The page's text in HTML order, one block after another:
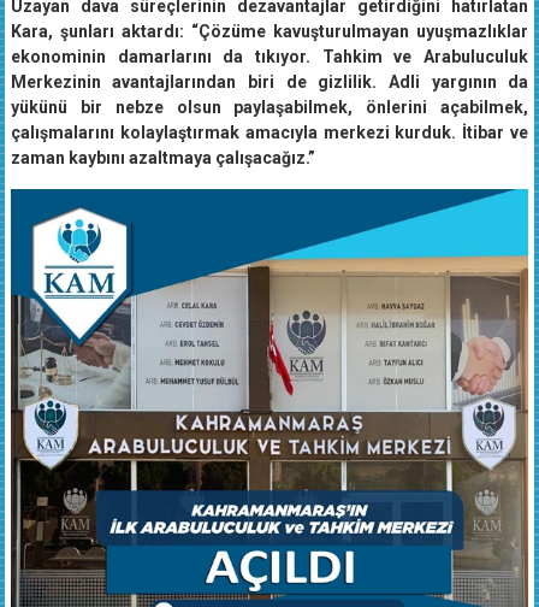
Uzayan dava süreçlerinin dezavantajlar getirdiğini hatırlatan
Kara, şunları aktardı: “Çözüme kavuşturulmayan uyuşmazlıklar
ekonominin damarlarını da tıkıyor. Tahkim ve Arabuluculuk
Merkezinin avantajlarından biri de gizlilik. Adli yargının da
yükünü bir nebze olsun paylaşabilmek, önlerini açabilmek,
çalışmalarını kolaylaştırmak amacıyla merkezi kurduk. İtibar ve
zaman kaybını azaltmaya çalışacağız.”